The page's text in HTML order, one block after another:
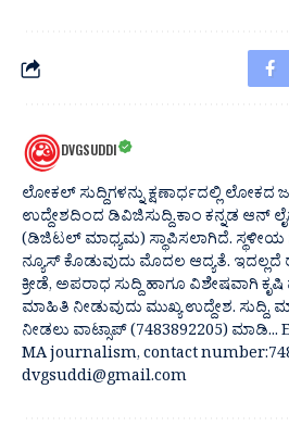
DVGSUDDI
ಲೋಕಲ್ ಸುದ್ದಿಗಳನ್ನು ಕ್ಷಣಾರ್ಧದಲ್ಲಿ
ಉದ್ದೇಶದಿಂದ ಡಿವಿಜಿಸುದ್ದಿ.ಕಾಂ ಕನ್ನಡ ಆನ್
(ಡಿಜಿಟಲ್ ಮಾಧ್ಯಮ) ಸ್ಥಾಪಿಸಲಾಗಿದೆ.
ನ್ಯೂಸ್ ಕೊಡುವುದು ಮೊದಲ ಆದ್ಯತೆ.
ಕ್ರೀಡೆ, ಅಪರಾಧ ಸುದ್ದಿ ಹಾಗೂ ವಿಶೇಷವಾಗಿ
ಮಾಹಿತಿ ನೀಡುವುದು ಮುಖ್ಯ ಉದ್ದೇಶ.
ನೀಡಲು ವಾಟ್ಸಾಪ್ (7483892205)
MA journalism, contact
dvgsuddi@gmail.com